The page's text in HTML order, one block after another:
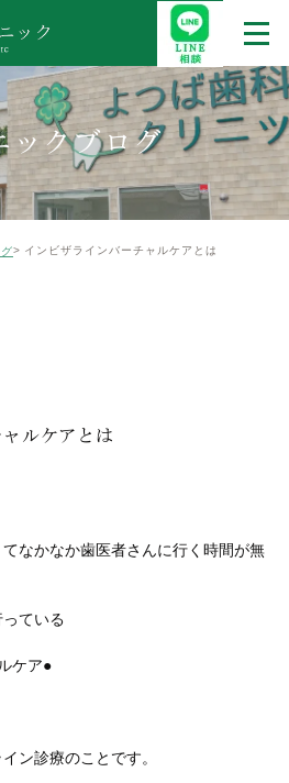
ックブログ
インビザラインバーチャルケアとは
ルケアとは
なかなか歯医者さんに行く時間が無
ている
ケア●
ン診療のことです。